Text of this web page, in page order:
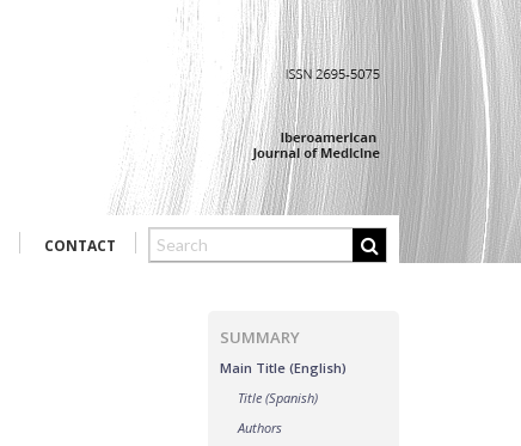
CONTACT
SUMMARY
Main Title (English)
Title (Spanish)
Authors